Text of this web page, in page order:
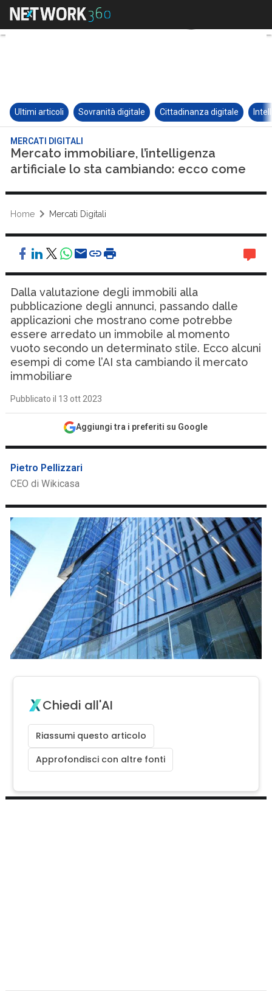
Ultimi articoli Sovranità digitale Cittadinanza digitale
MERCATI DIGITALI
Mercato immobiliare, l’intelligenza
artificiale lo sta cambiando: ecco come
Home Mercati Digitali
Dalla valutazione degli immobili alla
pubblicazione degli annunci, passando dalle
applicazioni che mostrano come potrebbe
essere arredato un immobile al momento
vuoto secondo un determinato stile. Ecco alcuni
esempi di come l’AI sta cambiando il mercato
immobiliare
Pubblicato il 13 ott 2023
Aggiungi tra i preferiti su Google
Pietro Pellizzari
CEO di Wikicasa
Chiedi all'AI
Riassumi questo articolo
Approfondisci con altre fonti